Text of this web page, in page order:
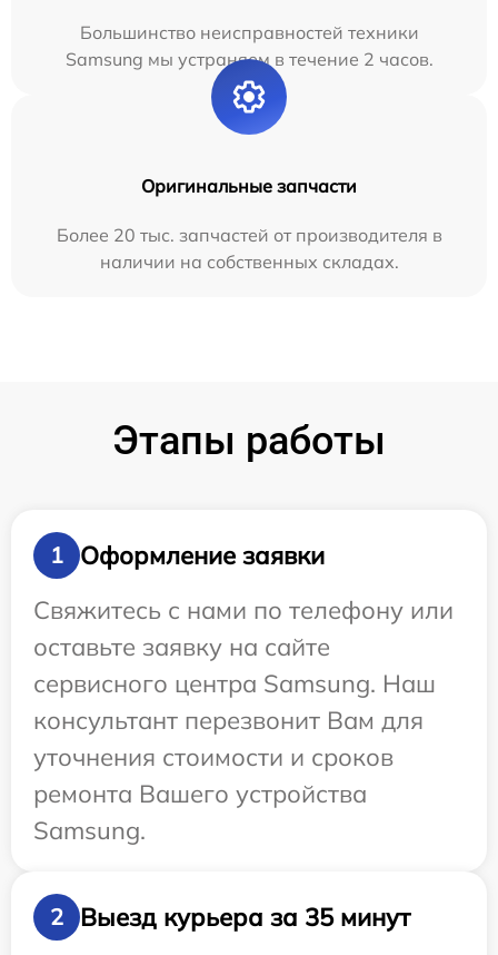
Большинство неисправностей техники
Samsung мы устраняем в течение 2 часов.
Оригинальные запчасти
Более 20 тыс. запчастей от производителя в
наличии на собственных складах.
Этапы работы
1
Оформление заявки
Свяжитесь с нами по телефону или
оставьте заявку на сайте
сервисного центра Samsung. Наш
консультант перезвонит Вам для
уточнения стоимости и сроков
ремонта Вашего устройства
Samsung.
2
Выезд курьера за 35 минут